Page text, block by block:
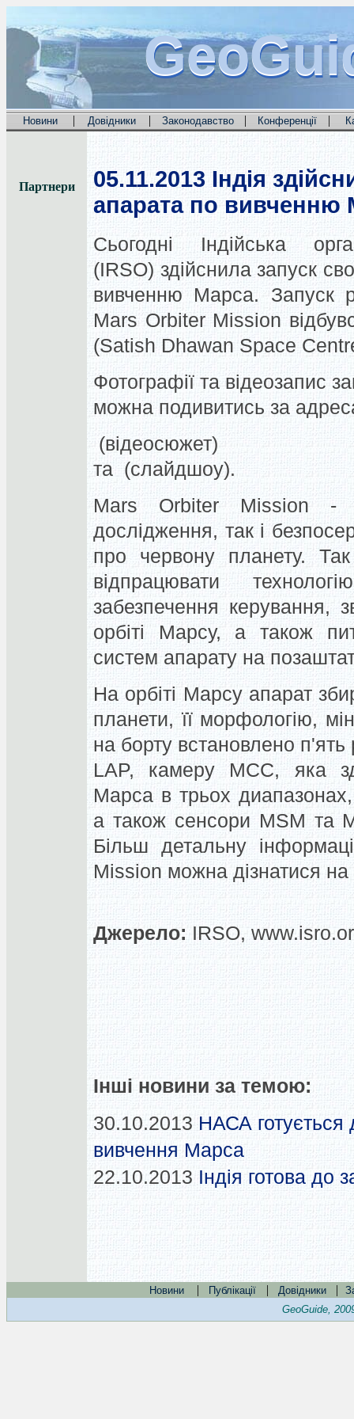
Новини | Довідники | Законодавство | Конференції |
Партнери 05.11.2013 Індія
апарата по вивченню
Сьогодні Індійська
(IRSO) здійснила запуск
вивченню Марса. Запуск
Mars Orbiter Mission
(Satish Dhawan Space
Фотографії та відеозапис
можна подивитись за
(відеосюжет)
та (слайдшоу).
Mars Orbiter Mission -
дослідження, так і
про червону планету.
відпрацювати
забезпечення керування,
орбіті Марсу, а також
систем апарату на
На орбіті Марсу апарат
планети, її морфологію,
на борту встановлено п'ять
LAP, камеру MCC, яка
Марса в трьох
а також сенсори MSM та
Більш детальну
Mission можна дізнатися
Джерело: IRSO,
Інші новини за темою:
30.10.2013 НАСА готується
вивчення Марса
22.10.2013 Індія готова до
Новини | Публікації | Довідники |
GeoGuide,